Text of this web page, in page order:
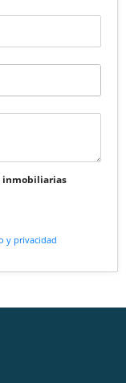
inmobiliarias
y privacidad